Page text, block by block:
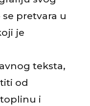
pretvara u
je
teksta,
od
i